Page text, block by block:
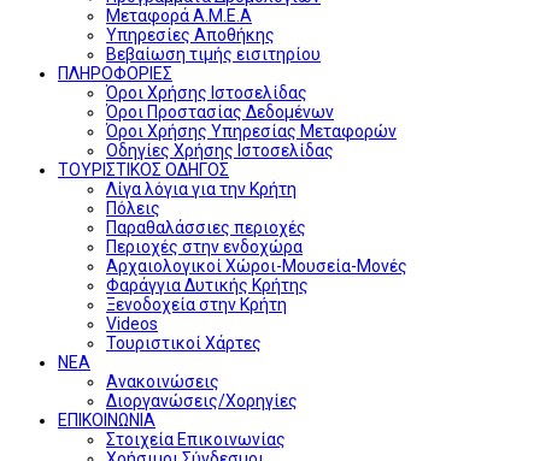
Μεταφορά Α.Μ.Ε.Α
Υπηρεσίες Αποθήκης
Βεβαίωση τιμής εισιτηρίου
ΠΛΗΡΟΦΟΡΙΕΣ
Όροι Χρήσης Ιστοσελίδας
Όροι Προστασίας Δεδομένων
Όροι Χρήσης Υπηρεσίας Μεταφορών
Οδηγίες Χρήσης Ιστοσελίδας
ΤΟΥΡΙΣΤΙΚΟΣ ΟΔΗΓΟΣ
Λίγα λόγια για την Κρήτη
Πόλεις
Παραθαλάσσιες περιοχές
Περιοχές στην ενδοχώρα
Αρχαιολογικοί Χώροι-Μουσεία-Μονές
Φαράγγια Δυτικής Κρήτης
Ξενοδοχεία στην Κρήτη
Videos
Τουριστικοί Χάρτες
ΝΕΑ
Ανακοινώσεις
Διοργανώσεις/Χορηγίες
ΕΠΙΚΟΙΝΩΝΙΑ
Στοιχεία Επικοινωνίας